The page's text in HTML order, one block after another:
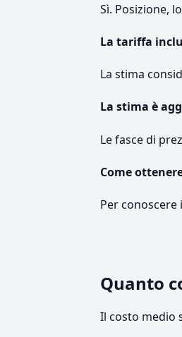
Sì. Posizione,
La tariffa
La stima
La stima è
Le fasce di
Come
Per
Quanto
Il costo medio